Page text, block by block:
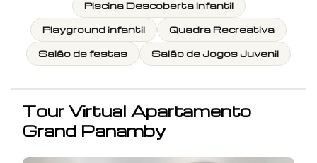
Piscina Descoberta Infantil
Playground infantil
Quadra Recreativa
Salão de festas
Salão de Jogos Juvenil
Tour Virtual Apartamento
Grand Panamby